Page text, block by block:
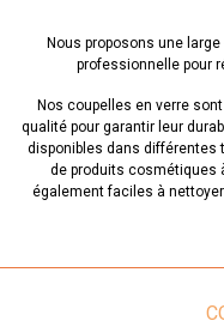
Nous proposons une
professionnelle pour
Nos coupelles en verre
qualité pour garantir leur
disponibles dans différentes
de produits cosmétiques
également faciles à
également être utilisées pour